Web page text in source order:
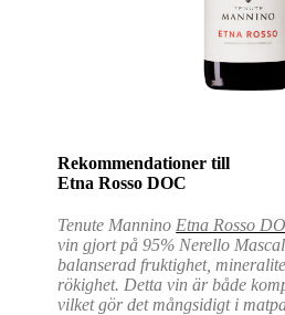
Rekommendationer till
Etna Rosso DOC
Tenute Mannino Etna Rosso
vin gjort på 95% Nerello
balanserad fruktighet,
rökighet. Detta vin är både
vilket gör det mångsidigt i